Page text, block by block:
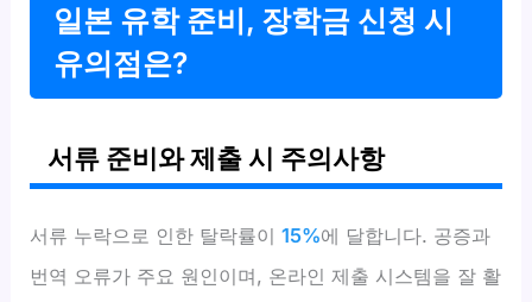
일본 유학 준비, 장학금 신청 시
유의점은?
서류 준비와 제출 시 주의사항
서류 누락으로 인한 탈락률이15%에 달합니다. 공증과
번역 오류가 주요 원인이며, 온라인 제출 시스템을 잘 활